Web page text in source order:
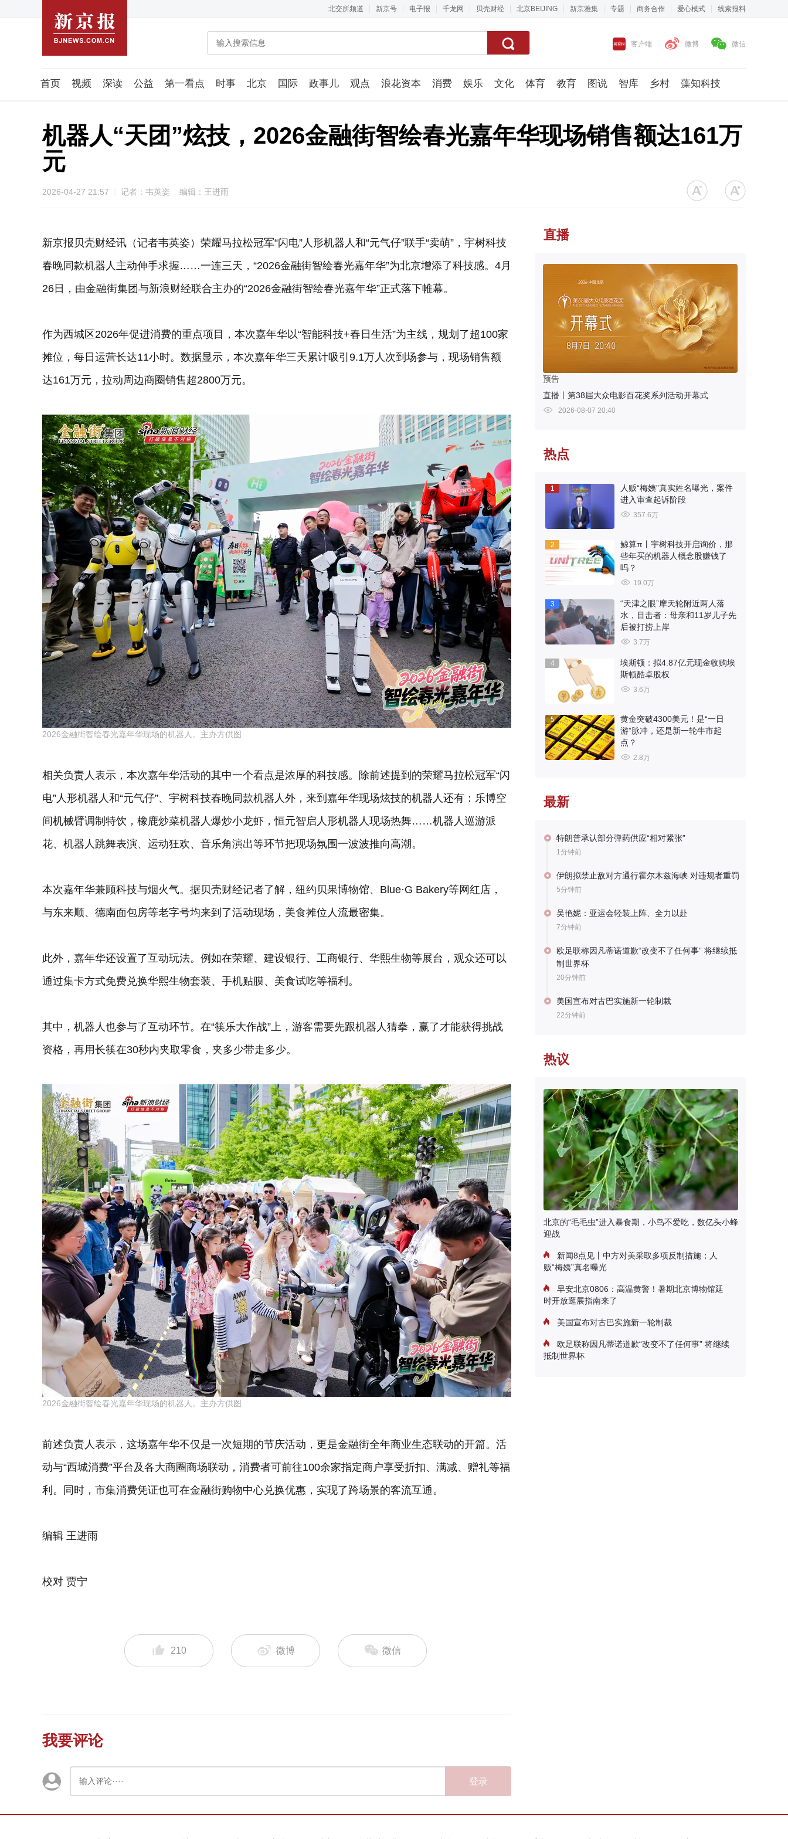
北交所频道 新京号 电子报 千龙网 贝壳财经 北京BEIJING 新京雅集 专题 商务合作 爱心模式 线索报料
客户端 微博 微信
首页 视频 深读 公益 第一看点 时事 北京 国际 政事儿 观点 浪花资本 消费 娱乐 文化 体育 教育 图说 智库 乡村 藻知科技
机器人“天团”炫技，2026金融街智绘春光嘉年华现场销售额达161万
元
2026-04-27 21:57 记者：韦英姿 编辑：王进雨
新京报贝壳财经讯（记者韦英姿）荣耀马拉松冠军“闪电”人形机器人和“元气仔”联手“卖萌”，宇树科技
春晚同款机器人主动伸手求握……一连三天，“2026金融街智绘春光嘉年华”为北京增添了科技感。4月
26日，由金融街集团与新浪财经联合主办的“2026金融街智绘春光嘉年华”正式落下帷幕。
作为西城区2026年促进消费的重点项目，本次嘉年华以“智能科技+春日生活”为主线，规划了超100家
摊位，每日运营长达11小时。数据显示，本次嘉年华三天累计吸引9.1万人次到场参与，现场销售额
达161万元，拉动周边商圈销售超2800万元。
2026金融街智绘春光嘉年华现场的机器人。主办方供图
相关负责人表示，本次嘉年华活动的其中一个看点是浓厚的科技感。除前述提到的荣耀马拉松冠军“闪
电”人形机器人和“元气仔”、宇树科技春晚同款机器人外，来到嘉年华现场炫技的机器人还有：乐博空
间机械臂调制特饮，橡鹿炒菜机器人爆炒小龙虾，恒元智启人形机器人现场热舞……机器人巡游派
花、机器人跳舞表演、运动狂欢、音乐角演出等环节把现场氛围一波波推向高潮。
本次嘉年华兼顾科技与烟火气。据贝壳财经记者了解，纽约贝果博物馆、Blue·G Bakery等网红店，
与东来顺、德南面包房等老字号均来到了活动现场，美食摊位人流最密集。
此外，嘉年华还设置了互动玩法。例如在荣耀、建设银行、工商银行、华熙生物等展台，观众还可以
通过集卡方式免费兑换华熙生物套装、手机贴膜、美食试吃等福利。
其中，机器人也参与了互动环节。在“筷乐大作战”上，游客需要先跟机器人猜拳，赢了才能获得挑战
资格，再用长筷在30秒内夹取零食，夹多少带走多少。
2026金融街智绘春光嘉年华现场的机器人。主办方供图
前述负责人表示，这场嘉年华不仅是一次短期的节庆活动，更是金融街全年商业生态联动的开篇。活
动与“西城消费”平台及各大商圈商场联动，消费者可前往100余家指定商户享受折扣、满减、赠礼等福
利。同时，市集消费凭证也可在金融街购物中心兑换优惠，实现了跨场景的客流互通。
编辑 王进雨
校对 贾宁
210 微博 微信
我要评论
登录
直播
预告
直播丨第38届大众电影百花奖系列活动开幕式
2026-08-07 20:40
热点
1
人贩“梅姨”真实姓名曝光，案件
进入审查起诉阶段
357.6万
2
鲸算π丨宇树科技开启询价，那
些年买的机器人概念股赚钱了
吗？
19.0万
3
“天津之眼”摩天轮附近两人落
水，目击者：母亲和11岁儿子先
后被打捞上岸
3.7万
4
埃斯顿：拟4.87亿元现金收购埃
斯顿酷卓股权
3.6万
5
黄金突破4300美元！是“一日
游”脉冲，还是新一轮牛市起
点？
2.8万
最新
特朗普承认部分弹药供应“相对紧张”
1分钟前
伊朗拟禁止敌对方通行霍尔木兹海峡 对违规者重罚
5分钟前
吴艳妮：亚运会轻装上阵、全力以赴
7分钟前
欧足联称因凡蒂诺道歉“改变不了任何事” 将继续抵
制世界杯
20分钟前
美国宣布对古巴实施新一轮制裁
22分钟前
热议
北京的“毛毛虫”进入暴食期，小鸟不爱吃，数亿头小蜂
迎战
新闻8点见丨中方对美采取多项反制措施；人
贩“梅姨”真名曝光
早安北京0806：高温黄警！暑期北京博物馆延
时开放逛展指南来了
美国宣布对古巴实施新一轮制裁
欧足联称因凡蒂诺道歉“改变不了任何事” 将继续
抵制世界杯